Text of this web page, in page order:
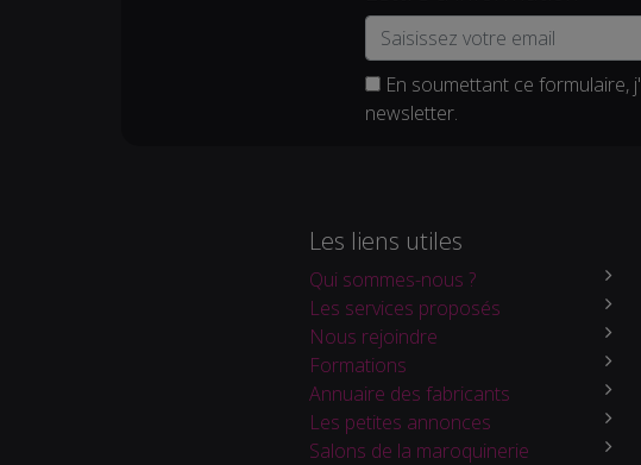
En soumettant ce formulaire,
newsletter.
Les liens utiles
Qui sommes-nous ?
Les services proposés
Nous rejoindre
Formations
Annuaire des fabricants
Les petites annonces
Salons de la maroquinerie